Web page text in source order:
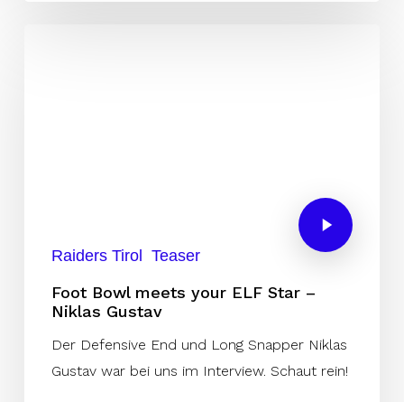
Raiders Tirol Teaser
Foot Bowl meets your ELF Star –
Niklas Gustav
Der Defensive End und Long Snapper Niklas
Gustav war bei uns im Interview. Schaut rein!